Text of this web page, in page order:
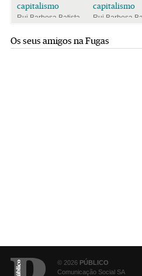
capitalismo
Rui Barbosa Batista
capitalismo
Rui Barbosa
Os seus amigos na Fugas
© 2026 PÚBLICO
Comunicação Social SA